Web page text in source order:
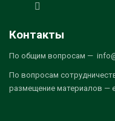
Контакты
По общим вопросам —
По вопросам
размещение материалов —